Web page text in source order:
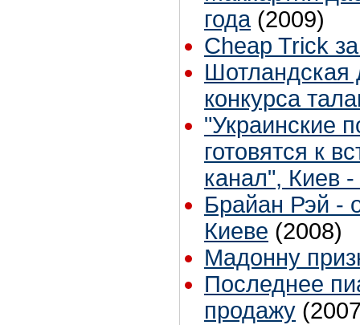
года (2009)
Cheap Trick
Шотландская
конкурса
"Украинские
готовятся к
канал", Киев
Брайан Рэй -
Киеве (2008)
Мадонну
Последнее
продажу